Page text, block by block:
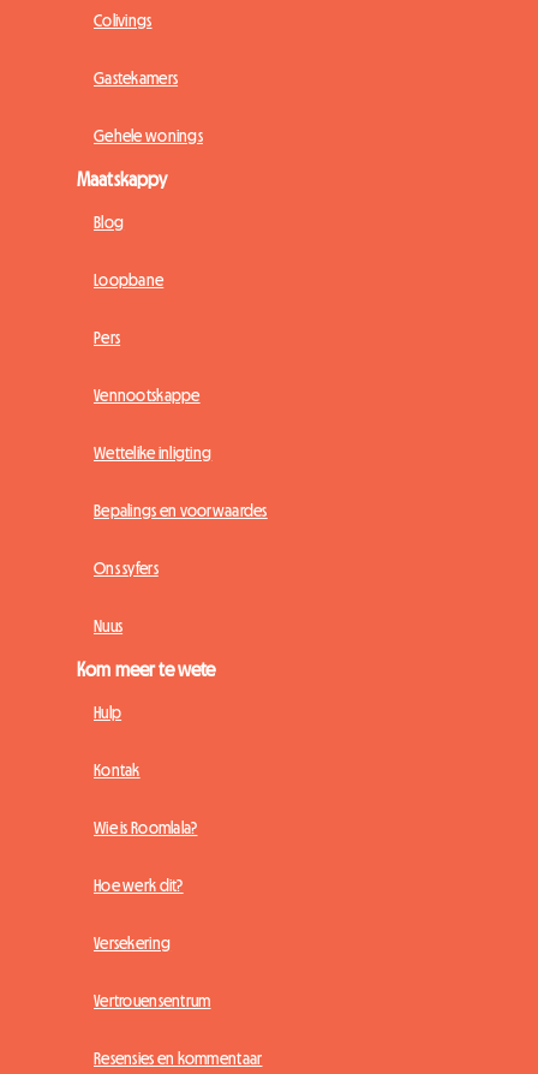
Colivings
Gastekamers
Gehele wonings
Maatskappy
Blog
Loopbane
Pers
Vennootskappe
Wettelike inligting
Bepalings en voorwaardes
Ons syfers
Nuus
Kom meer te wete
Hulp
Kontak
Wie is Roomlala?
Hoe werk dit?
Versekering
Vertrouensentrum
Resensies en kommentaar